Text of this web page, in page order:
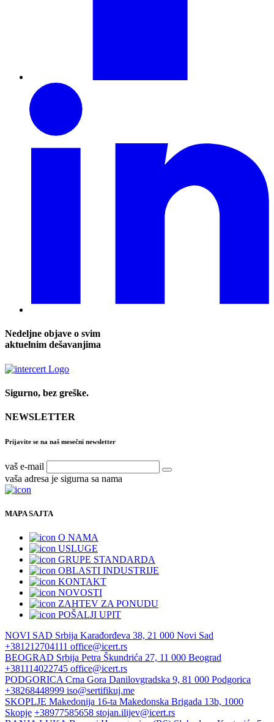
Nedeljne objave o svim
aktuelnim dešavanjima
Sigurno, bez greške.
NEWSLETTER
Prijavite se na naš mesečni newsletter
vaš e-mail
vaša adresa je sigurna sa nama
MAPA SAJTA
O NAMA
USLUGE
GRUPE STANDARDA
OBLASTI INDUSTRIJE
KONTAKT
NOVOSTI
ZAHTEV ZA PONUDU
POŠALJI UPIT
NOVI SAD Srbija Karađorđeva 38, 21 000 Novi Sad
+381212704111 office@icert.rs
BEOGRAD Srbija Petra Škundrića 27, 11 000 Beograd
+381114022745 office@icert.rs
PODGORICACrna Gora Danilovgradska 9, 81 000 Podgorica
+38268448999 iso@sertifikuj.me
SKOPLJE Makedonija 16-ta Makedonska Brigada 13b, 1000
Skopje +38977585658 stojan.ilijev@icert.rs